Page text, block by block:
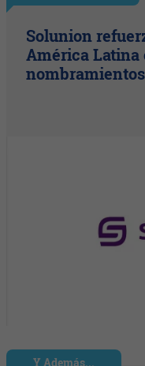
Solunion
América Latina
nombramientos
Y Además...